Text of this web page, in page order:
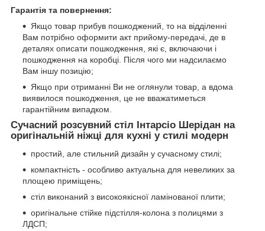
Гарантія та повернення:
Якщо товар прибув пошкоджений, то на відділенні
Вам потрібно оформити акт прийому-передачі, де в
деталях описати пошкодження, які є, включаючи і
пошкодження на коробці. Після чого ми надсилаємо
Вам іншу позицію;
Якщо при отриманні Ви не оглянули товар, а вдома
виявилося пошкодження, це не вважатиметься
гарантійним випадком.
Сучасний розсувний стіл Інтарсіо Шерідан на
оригінальній ніжці для кухні у стилі модерн
простий, але стильний дизайн у сучасному стилі;
компактність - особливо актуальна для невеликих за
площею приміщень;
стіл виконаний з високоякісної ламінованої плити;
оригінальне стійке підстілля-колона з полицями з
ЛДСП;